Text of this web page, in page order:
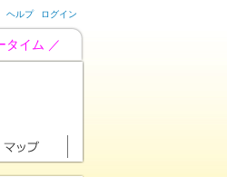
ヘルプ ログイン
タイム ／